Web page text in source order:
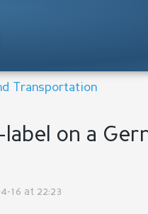
Transportation
on a
16 at 22:23